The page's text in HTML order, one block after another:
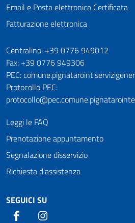
Email e Posta elettronica Certificata
Fatturazione elettronica
Numeri utili
Centralino: +39 0776 949012
Fax: +39 0776 949306
PEC:
Protocollo PEC:
Leggi le FAQ
Prenotazione appuntamento
Segnalazione disservizio
Richiesta d'assistenza
SEGUICI SU
Facebook